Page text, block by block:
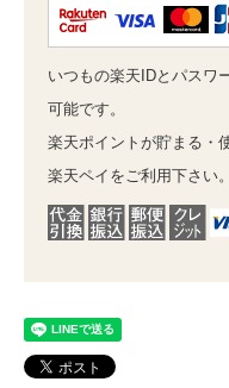
いつもの楽天IDとパスワ
可能です。
楽天ポイントが貯まる・
楽天ペイをご利用下さい。